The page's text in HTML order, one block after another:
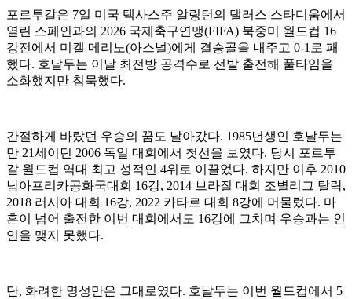
포르투갈은 7일 미국 텍사스주 알링턴의 댈러스 스타디움에서
열린 스페인과의 2026 국제축구연맹(FIFA) 북중미 월드컵 16
강전에서 미켈 메리노(아스널)에게 결승골을 내주고 0-1로 패
했다. 호날두는 이날 최전방 공격수로 선발 출전해 풀타임을
소화했지만 침묵했다.
간절하게 바랐던 우승의 꿈도 날아갔다. 1985년생인 호날두는
만 21세이던 2006 독일 대회에서 첫선을 보였다. 당시 포르투
갈 월드컵 역대 최고 성적인 4위로 이끌었다. 하지만 이후 2010
남아프리카공화국대회 16강, 2014 브라질 대회 조별리그 탈락,
2018 러시아 대회 16강, 2022 카타르 대회 8강에 머물렀다. 마
흔이 넘어 출전한 이번 대회에서도 16강에 그치며 우승과는 인
연을 맺지 못했다.
단, 화려한 명성만은 그대로였다. 호날두는 이번 월드컵에서 5